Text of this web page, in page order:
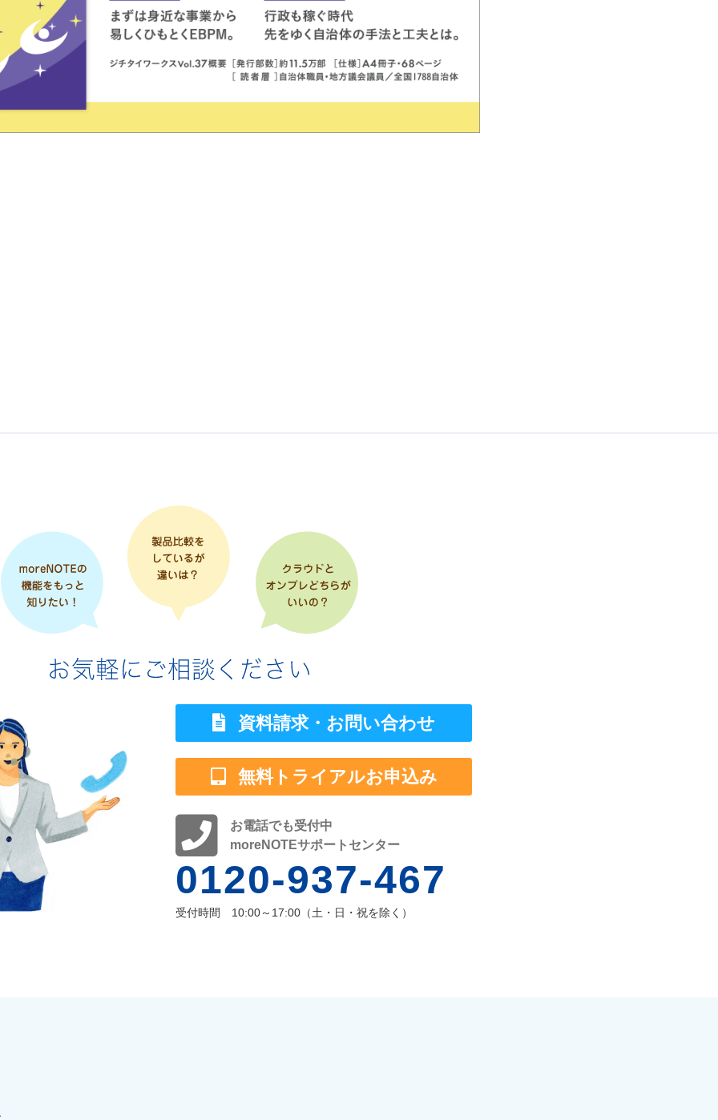
資料請求・お問い合わせ
無料トライアルお申込み
お電話でも受付中
moreNOTEサポートセンター
0120-937-467
受付時間 10:00～17:00 （土・日・祝を除く）